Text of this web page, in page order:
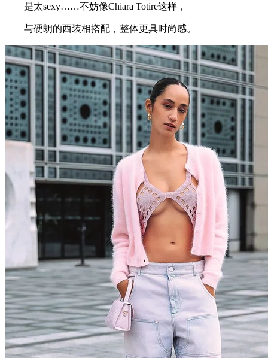
是太sexy……不妨像Chiara Totire这样，
与硬朗的西装相搭配，整体更具时尚感。